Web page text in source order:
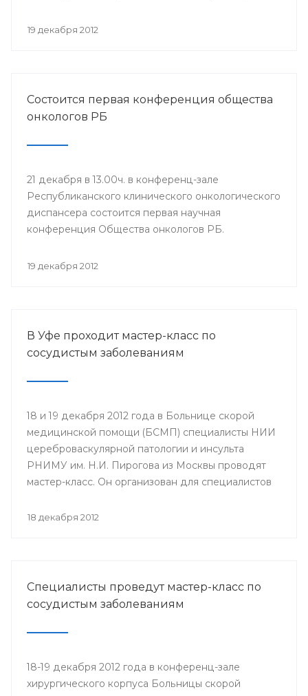
Башкортостан Лилия Гумерова.
19 декабря 2012
Состоится первая конференция общества
онкологов РБ
21 декабря в 13.00ч. в конференц-зале
Республиканского клинического онкологического
диспансера состоится первая научная
конференция Общества онкологов РБ.
19 декабря 2012
В Уфе проходит мастер-класс по
сосудистым заболеваниям
18 и 19 декабря 2012 года в Больнице скорой
медицинской помощи (БСМП) специалисты НИИ
цереброваскулярной патологии и инсульта
РНИМУ им. Н.И. Пирогова из Москвы проводят
мастер-класс. Он организован для специалистов
сосудистых центров и первичных сосудистых
медицинской помощи населению.
18 декабря 2012
Специалисты проведут мастер-класс по
сосудистым заболеваниям
18-19 декабря 2012 года в конференц-зале
хирургического корпуса Больницы скорой